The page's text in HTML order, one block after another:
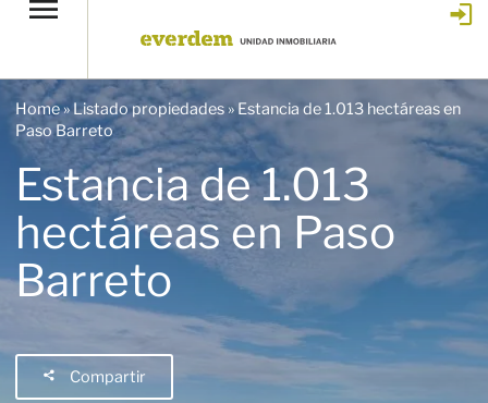
Home»Listado propiedades»Estancia de 1.013 hectáreas en
Paso Barreto
Estancia de 1.013
hectáreas en Paso
Barreto
Compartir